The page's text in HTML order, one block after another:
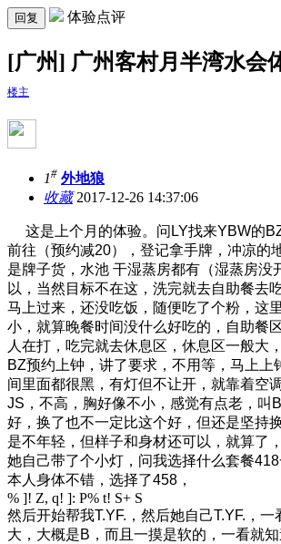
回复 体验点评
[广州] 广州客村月半湾水会
楼主
1# 外地狼
收藏2017-12-26 14:37:06
这是上个月的体验。问LY找来YBW的
前往（预约减20），登记拿手牌，冲凉的
是牌子货，水池 干湿蒸房都有（湿蒸房没
以，当然目标不在这，洗完就去自助餐去
马上过来，还没吃饭，随便吃了个粉，这
小，就算晚餐时间没什么好吃的，自助餐
人在打，吃完就去休息区，休息区一般大
BZ预约上钟，讲了要求，不用等，马上上
间里面都很黑，有灯但不让开，就靠着空
JS，不高， 胸好像不小，感觉有点老，叫
好，换了也不一定比这个好，但还是坚持
是不年轻，但样子和身材还可以，就算了
她自己带了个小灯，问我选择什么套餐
本人身体不错，选择了458，
% ]! Z, q! ]: P% t! S+ S
然后开始帮我T.YF.，然后她自己T.YF.，
大，大概是B，而且一摸是软的，一看就